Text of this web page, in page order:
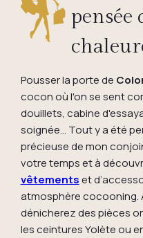
pensée
Pousser la porte de
cocon où l'on se sent
douillets, cabine
soignée... Tout y a été
précieuse de mon
votre temps et à
vêtementset
atmosphère cocooning.
dénicherez des pièces
les ceintures Yolète ou